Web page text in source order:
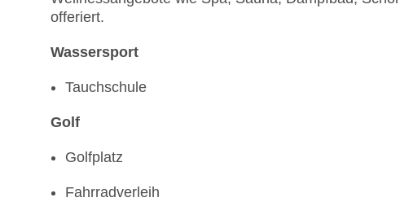
offeriert.
Wassersport
Tauchschule
Golf
Golfplatz
Fahrradverleih